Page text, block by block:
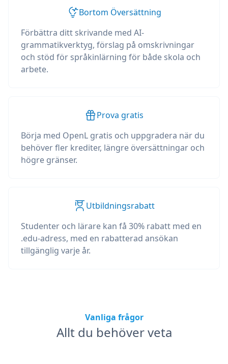
Bortom Översättning
Förbättra ditt skrivande med AI-
grammatikverktyg, förslag på omskrivningar
och stöd för språkinlärning för både skola och
arbete.
Prova gratis
Börja med OpenL gratis och uppgradera när du
behöver fler krediter, längre översättningar och
högre gränser.
Utbildningsrabatt
Studenter och lärare kan få 30% rabatt med en
.edu-adress, med en rabatterad ansökan
tillgänglig varje år.
Vanliga frågor
Allt du behöver veta